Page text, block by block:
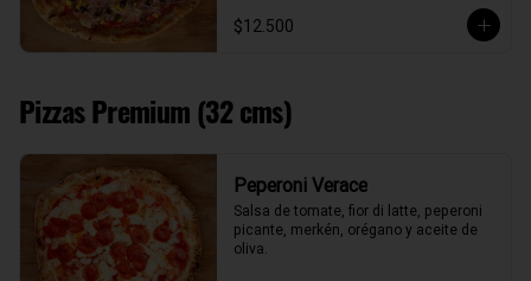
$12.500
Pizzas Premium (32 cms)
Peperoni Verace
Salsa de tomate, fior di latte, peperoni
picante, merkén, orégano y aceite de
oliva.